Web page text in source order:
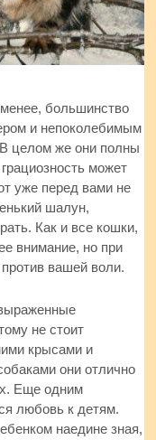
большинство
и непоколебимым
В целом же они полны
может
уже перед вами не
шалун,
Как и все кошки,
внимание, но при
вашей воли.
не стоит
крысами и
они отлично
Еще одним
любовь к детям.
наедине зная,